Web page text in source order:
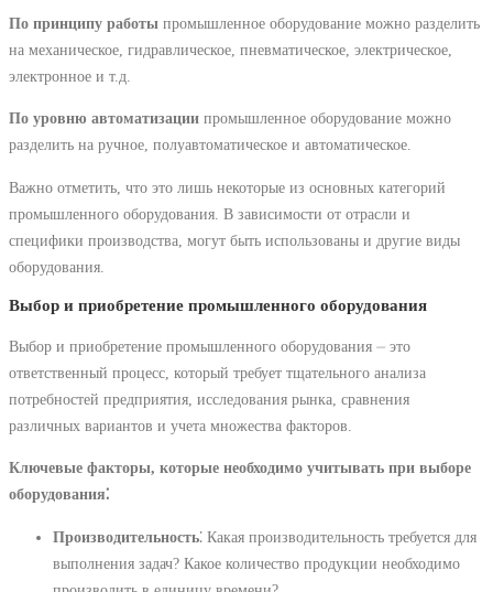
По принципу работы промышленное оборудование можно разделить
на механическое, гидравлическое, пневматическое, электрическое,
электронное и т.д.
По уровню автоматизации промышленное оборудование можно
разделить на ручное, полуавтоматическое и автоматическое.
Важно отметить, что это лишь некоторые из основных категорий
промышленного оборудования. В зависимости от отрасли и
специфики производства, могут быть использованы и другие виды
оборудования.
Выбор и приобретение промышленного оборудования
Выбор и приобретение промышленного оборудования ⏤ это
ответственный процесс, который требует тщательного анализа
потребностей предприятия, исследования рынка, сравнения
различных вариантов и учета множества факторов.
Ключевые факторы, которые необходимо учитывать при выборе
оборудования⁚
Производительность⁚ Какая производительность требуется для
выполнения задач? Какое количество продукции необходимо